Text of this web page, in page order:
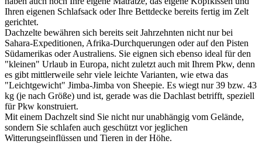
Ihren eigenen Schlafsack oder Ihre Bettdecke bereits fertig im Zelt
gerichtet.
Dachzelte bewähren sich bereits seit Jahrzehnten nicht nur bei
Sahara-Expeditionen, Afrika-Durchquerungen oder auf den Pisten
Südamerikas oder Australiens. Sie eignen sich ebenso ideal für den
"kleinen" Urlaub in Europa, nicht zuletzt auch mit Ihrem Pkw, denn
es gibt mittlerweile sehr viele leichte Varianten, wie etwa das
"Leichtgewicht" Jimba-Jimba von Sheepie. Es wiegt nur 39 bzw. 43
kg (je nach Größe) und ist, gerade was die Dachlast betrifft, speziell
für Pkw konstruiert.
Mit einem Dachzelt sind Sie nicht nur unabhängig vom Gelände,
sondern Sie schlafen auch geschützt vor jeglichen
Witterungseinflüssen und Tieren in der Höhe.